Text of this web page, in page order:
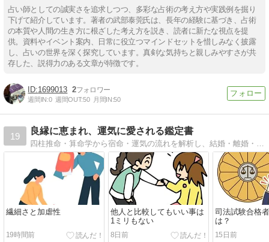
占い師としての誠実さを追求しつつ、多彩な占術の考え方や実践例を掘り
下げて紹介しています。著者の武部泰莞氏は、長年の経験に基づき、占術
の本質や人間の生き方に根ざした考え方を説き、読者に新たな視点を提
供。資料やイベント案内、日常に役立つマインドセットを惜しみなく披露
し、占いの世界を深く探究しています。真剣な気持ちと親しみやすさが共
存した、説得力のある文章が特徴です。
1699013 2
週間IN:0 週間OUT:50 月間IN:50
19
良縁に恵まれ、運気に愛される鑑定書
繊細さと加虐性
19時間前
他人と比較してもいい事は
1ミリもない
8日前
司法試験合格
は？
15日前